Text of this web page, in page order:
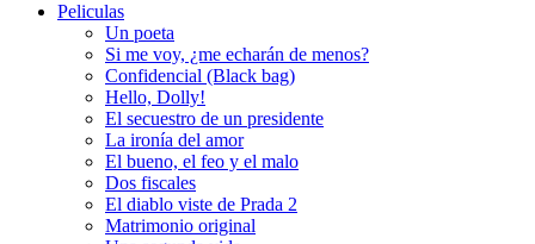
Peliculas
Un poeta
Si me voy, ¿me echarán de menos?
Confidencial (Black bag)
Hello, Dolly!
El secuestro de un presidente
La ironía del amor
El bueno, el feo y el malo
Dos fiscales
El diablo viste de Prada 2
Matrimonio original